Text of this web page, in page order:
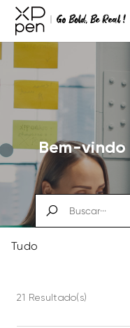
Bem-vindo
Tudo
21 Resultado(s)